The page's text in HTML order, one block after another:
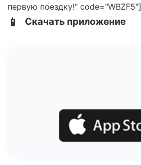
первую поездку!" code="WBZF5"]
📱 Скачать приложение